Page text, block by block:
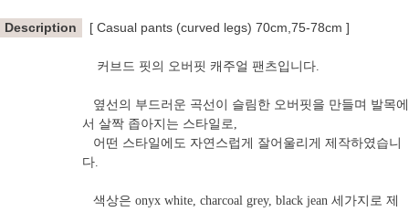
Description [ Casual pants (curved legs) 70cm,75-78cm ]
커브드 핏의 오버핏 캐주얼 팬츠입니다.
옆선의 부드러운 곡선이 슬림한 오버핏을 만들며 발목에
서 살짝 좁아지는 스타일로,
어떤 스타일에도 자연스럽게 잘어울리게 제작하였습니
다.
색상은 onyx white, charcoal grey, black jean 세가지로 제